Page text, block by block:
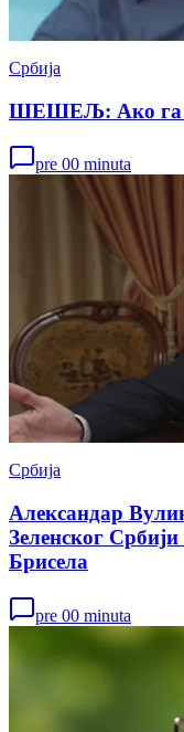
Србија
ШЕШЕЉ: Ако га
pre 00 minuta
Србија
Александар
Зеленског
Брисела
pre 00 minuta